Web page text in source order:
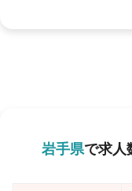
岩手県で求人